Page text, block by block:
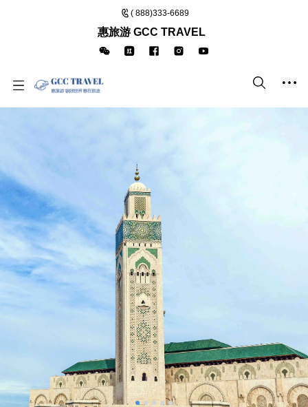
( 888)333-6689
惠旅游 GCC TRAVEL